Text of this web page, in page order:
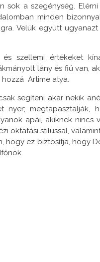
sok a szegénység.
minden
Velük együtt
szellemi értékeket
lány és fiú van,
hozzá Artime atya.
segíteni akar nekik
nyer; megtapasztalják,
apái, akiknek nincs
oktatási stílussal,
hogy ez biztosítja, hogy